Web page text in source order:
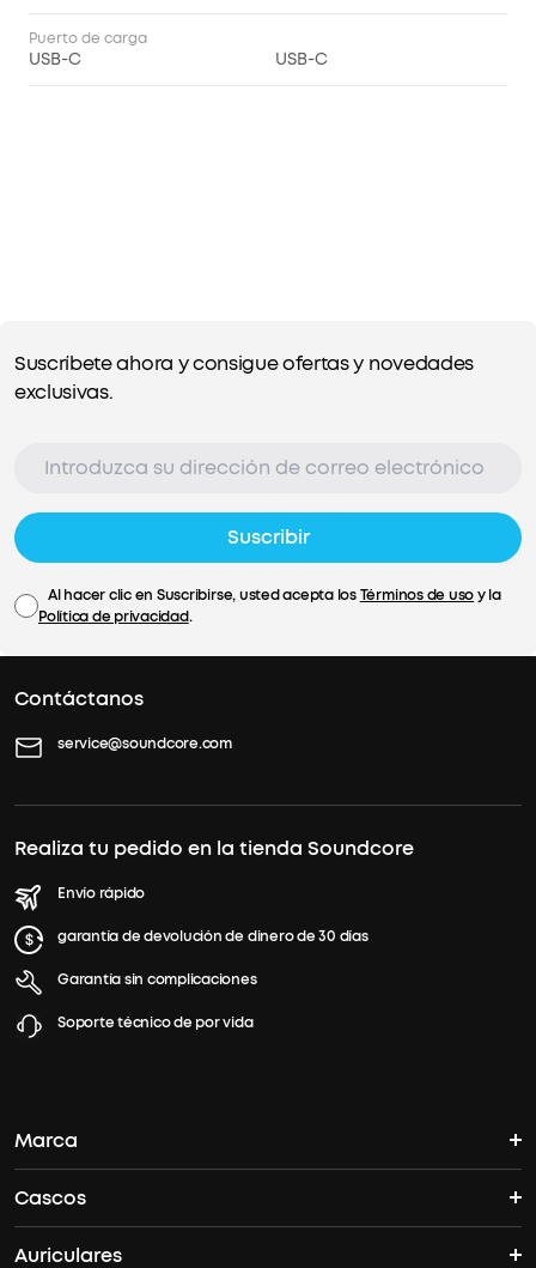
Puerto de carga
USB-C USB-C
Suscríbete ahora y consigue ofertas y novedades
exclusivas.
Suscribir
Al hacer clic en Suscribirse, usted acepta losTérminos de usoy la
Política de privacidad.
Contáctanos
service@soundcore.com
Realiza tu pedido en la tienda Soundcore
Envío rápido
garantía de devolución de dinero de 30 días
Garantía sin complicaciones
Soporte técnico de por vida
Marca
La historia del soundcore
¿Dónde puedo encontrar soundcore?
Cascos
Cascos Bluetooth
Auriculares